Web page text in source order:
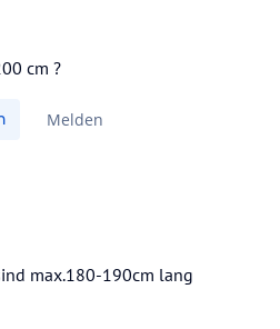
cm ?
Melden
max.180-190cm lang